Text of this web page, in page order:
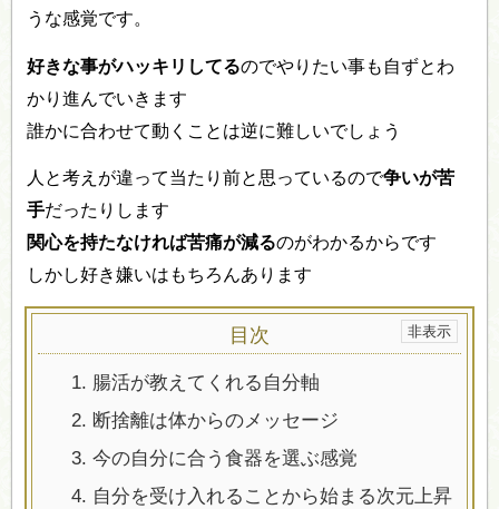
うな感覚です。
好きな事がハッキリしてるのでやりたい事も自ずとわ
かり進んでいきます
誰かに合わせて動くことは逆に難しいでしょう
人と考えが違って当たり前と思っているので争いが苦
手だったりします
関心を持たなければ苦痛が減るのがわかるからです
しかし好き嫌いはもちろんあります
目次
1. 腸活が教えてくれる自分軸
2. 断捨離は体からのメッセージ
3. 今の自分に合う食器を選ぶ感覚
4. 自分を受け入れることから始まる次元上昇